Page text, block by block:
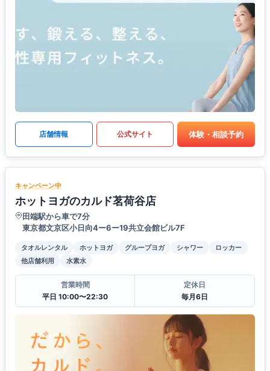
店舗情報 公式サイト 体験・相談予約
キャンペーン中
ホットヨガのカルド茗荷谷店
田端駅から車で7分
東京都文京区小日向4ー6ー19共立会館ビル7F
タオルレンタル ホットヨガ グループヨガ シャワー
ロッカー
他店舗利用
水素水
営業時間
平日 10:00〜22:30
定休日
毎月6日